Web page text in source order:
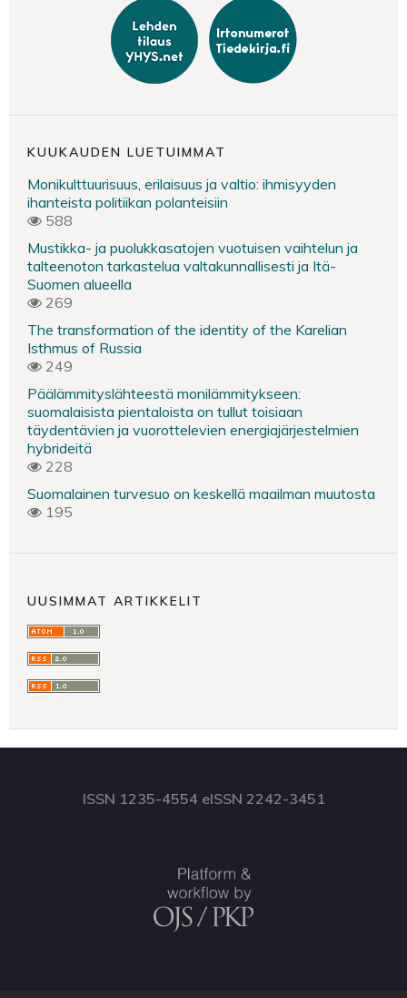
KUUKAUDEN LUETUIMMAT
Monikulttuurisuus, erilaisuus ja valtio: ihmisyyden
ihanteista politiikan polanteisiin
588
Mustikka- ja puolukkasatojen vuotuisen vaihtelun ja
talteenoton tarkastelua valtakunnallisesti ja Itä-
Suomen alueella
269
The transformation of the identity of the Karelian
Isthmus of Russia
249
Päälämmityslähteestä monilämmitykseen:
suomalaisista pientaloista on tullut toisiaan
täydentävien ja vuorottelevien energiajärjestelmien
hybrideitä
228
Suomalainen turvesuo on keskellä maailman muutosta
195
UUSIMMAT ARTIKKELIT
ISSN 1235-4554 eISSN 2242-3451